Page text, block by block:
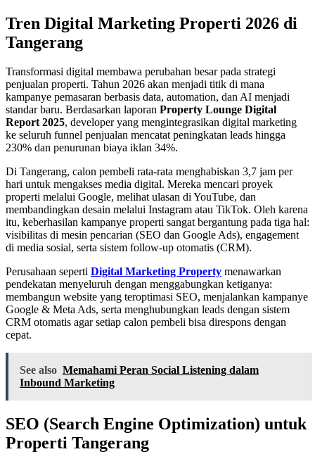
Tren Digital Marketing Properti 2026 di
Tangerang
Transformasi digital membawa perubahan besar pada strategi
penjualan properti. Tahun 2026 akan menjadi titik di mana
kampanye pemasaran berbasis data, automation, dan AI menjadi
standar baru. Berdasarkan laporan Property Lounge Digital
Report 2025, developer yang mengintegrasikan digital marketing
ke seluruh funnel penjualan mencatat peningkatan leads hingga
230% dan penurunan biaya iklan 34%.
Di Tangerang, calon pembeli rata-rata menghabiskan 3,7 jam per
hari untuk mengakses media digital. Mereka mencari proyek
properti melalui Google, melihat ulasan di YouTube, dan
membandingkan desain melalui Instagram atau TikTok. Oleh karena
itu, keberhasilan kampanye properti sangat bergantung pada tiga hal:
visibilitas di mesin pencarian (SEO dan Google Ads), engagement
di media sosial, serta sistem follow-up otomatis (CRM).
Perusahaan seperti Digital Marketing Property menawarkan
pendekatan menyeluruh dengan menggabungkan ketiganya:
membangun website yang teroptimasi SEO, menjalankan kampanye
Google & Meta Ads, serta menghubungkan leads dengan sistem
CRM otomatis agar setiap calon pembeli bisa direspons dengan
cepat.
See also Memahami Peran Social Listening dalam
Inbound Marketing
SEO (Search Engine Optimization) untuk
Properti Tangerang